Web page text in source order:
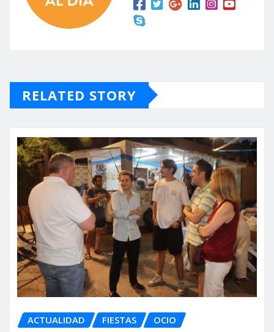
RELATED STORY
ACTUALIDAD FIESTAS OCIO